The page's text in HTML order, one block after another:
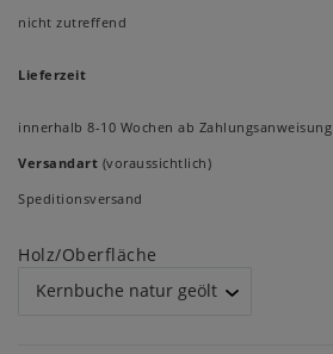
nicht zutreffend
Lieferzeit
innerhalb 8-10 Wochen ab Zahlungsanweisung
Versandart (voraussichtlich)
Speditionsversand
Holz/Oberfläche